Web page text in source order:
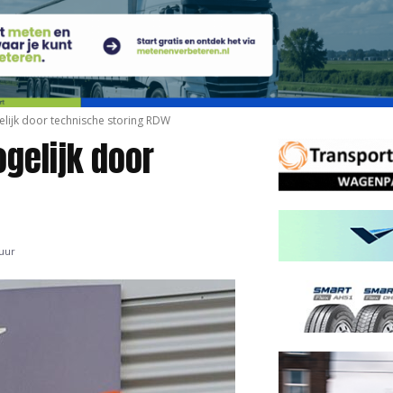
door technische storing RDW
door